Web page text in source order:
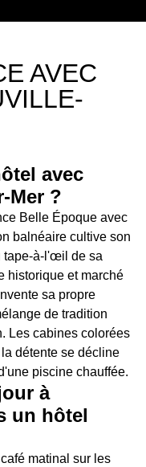
AVEC
avec
Mer ?
Belle Époque avec
balnéaire cultive son
tape-à-l'œil de sa
historique et marché
sa propre
de tradition
Les cabines colorées
détente se décline
piscine chauffée.
à
un hôtel
matinal sur les